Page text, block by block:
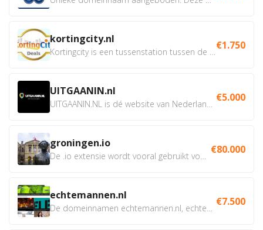
kortingcity.nl €1.750
UITGAANIN.nl €5.000
groningen.io €80.000
echtemannen.nl €7.500